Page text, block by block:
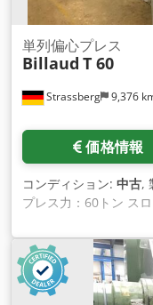
Strassberg 9,376
単列偏心プレス
Billaud T 60
価格情報
コンディション: 中古,
プレス力：60トン ス
ローク: 5 - 100 mm
整）：375 mm テー
トローク数： 14 -
Dkodpfxouqcxno
mm 機械重量 約3.5ト